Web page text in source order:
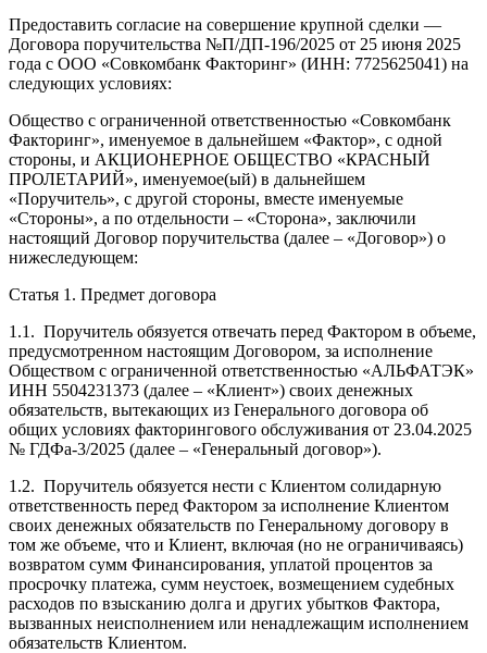
Предоставить согласие на совершение крупной сделки —
Договора поручительства №П/ДП-196/2025 от 25 июня 2025
года с ООО «Совкомбанк Факторинг» (ИНН: 7725625041) на
следующих условиях:
Общество с ограниченной ответственностью «Совкомбанк
Факторинг», именуемое в дальнейшем «Фактор», с одной
стороны, и АКЦИОНЕРНОЕ ОБЩЕСТВО «КРАСНЫЙ
ПРОЛЕТАРИЙ», именуемое(ый) в дальнейшем
«Поручитель», с другой стороны, вместе именуемые
«Стороны», а по отдельности – «Сторона», заключили
настоящий Договор поручительства (далее – «Договор») о
нижеследующем:
Статья 1. Предмет договора
1.1. Поручитель обязуется отвечать перед Фактором в объеме,
предусмотренном настоящим Договором, за исполнение
Обществом с ограниченной ответственностью «АЛЬФАТЭК»
ИНН 5504231373 (далее – «Клиент») своих денежных
обязательств, вытекающих из Генерального договора об
общих условиях факторингового обслуживания от 23.04.2025
№ ГДФа-3/2025 (далее – «Генеральный договор»).
1.2. Поручитель обязуется нести с Клиентом солидарную
ответственность перед Фактором за исполнение Клиентом
своих денежных обязательств по Генеральному договору в
том же объеме, что и Клиент, включая (но не ограничиваясь)
возвратом сумм Финансирования, уплатой процентов за
просрочку платежа, сумм неустоек, возмещением судебных
расходов по взысканию долга и других убытков Фактора,
вызванных неисполнением или ненадлежащим исполнением
обязательств Клиентом.